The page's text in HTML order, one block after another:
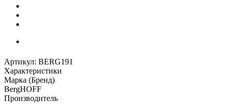
Артикул: BERG191
Характеристики
Марка (Бренд)
BergHOFF
Производитель